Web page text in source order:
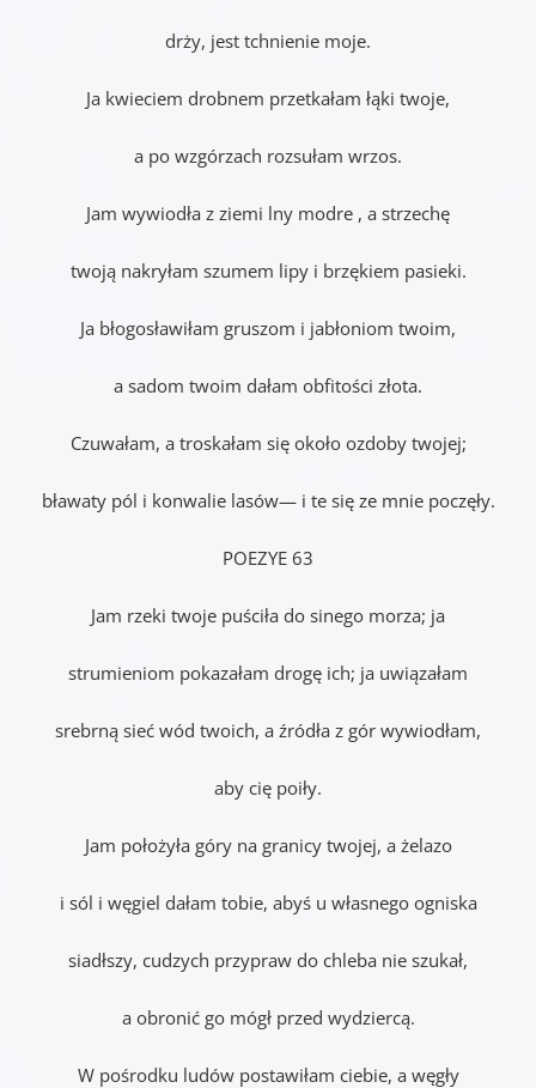
drży, jest tchnienie moje.
Ja kwieciem drobnem przetkałam łąki twoje,
a po wzgórzach rozsułam wrzos.
Jam wywiodła z ziemi lny modre , a strzechę
twoją nakryłam szumem lipy i brzękiem pasieki.
Ja błogosławiłam gruszom i jabłoniom twoim,
a sadom twoim dałam obfitości złota.
Czuwałam, a troskałam się około ozdoby twojej;
bławaty pól i konwalie lasów— i te się ze mnie poczęły.
POEZYE 63
Jam rzeki twoje puściła do sinego morza; ja
strumieniom pokazałam drogę ich; ja uwiązałam
srebrną sieć wód twoich, a źródła z gór wywiodłam,
aby cię poiły.
Jam położyła góry na granicy twojej, a żelazo
i sól i węgiel dałam tobie, abyś u własnego ogniska
siadłszy, cudzych przypraw do chleba nie szukał,
a obronić go mógł przed wydziercą.
W pośrodku ludów postawiłam ciebie, a węgły